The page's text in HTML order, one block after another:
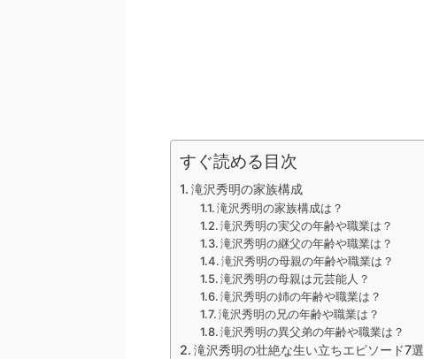
すぐ読める目次
滝沢秀明の家族構成
滝沢秀明の家族構成は？
滝沢秀明の実父の年齢や職業は？
滝沢秀明の継父の年齢や職業は？
滝沢秀明の母親の年齢や職業は？
滝沢秀明の母親は元芸能人？
滝沢秀明の姉の年齢や職業は？
滝沢秀明の兄の年齢や職業は？
滝沢秀明の異父弟の年齢や職業は？
滝沢秀明の壮絶な生い立ちエピソード7選